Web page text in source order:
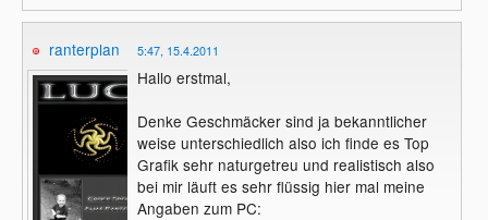
ranterplan 5:47, 15.4.2011
Hallo erstmal,
Denke Geschmäcker sind ja bekanntlicher
weise unterschiedlich also ich finde es Top
Grafik sehr naturgetreu und realistisch also
bei mir läuft es sehr flüssig hier mal meine
Angaben zum PC: